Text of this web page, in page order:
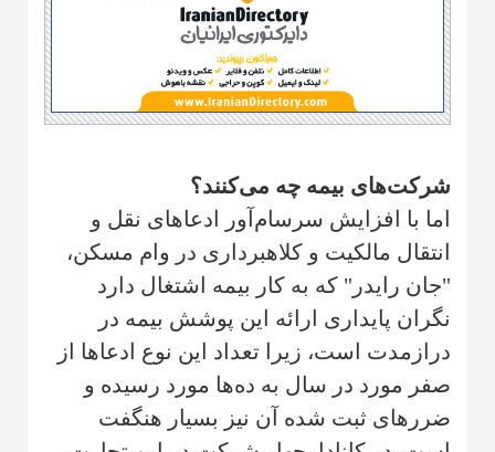
شرکت‌های بیمه چه می‌کنند؟
اما با افزایش سرسام‌آور ادعاهای نقل و
انتقال مالکیت و کلاهبرداری در وام مسکن،
"جان رایدر" که به کار بیمه اشتغال دارد
‌‌نگران پایداری ارائه این پوشش بیمه در
درازمدت است، زیرا تعداد این‌ نوع ادعاها از
صفر مورد در سال به ده‌ها مورد رسیده و
ضررهای ثبت شده آن نیز بسیار هنگفت